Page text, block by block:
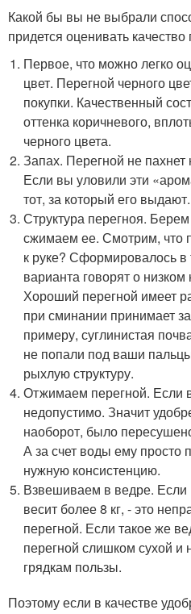
Какой бы вы не выбрали
придется оценивать
Первое, что можно легко
цвет. Перегной черного
покупки. Качественный
оттенка коричневого,
черного цвета.
Запах. Перегной не
Если вы уловили эти
тот, за который его выдают.
Структура перегноя.
сжимаем ее. Смотрим, что
к руке? Сформировалось в
варианта говорят о низком
Хороший перегной имеет
при сминании принимает
примеру, суглинистая
не попали под ваши
рыхлую структуру.
Отжимаем перегной. Если
недопустимо. Значит
наоборот, было
А за счет воды ему просто
нужную консистенцию.
Взвешиваем в ведре. Если
весит более 8 кг, - это
перегной. Если такое же
перегной слишком сухой и
грядкам пользы.
Поэтому если в качестве